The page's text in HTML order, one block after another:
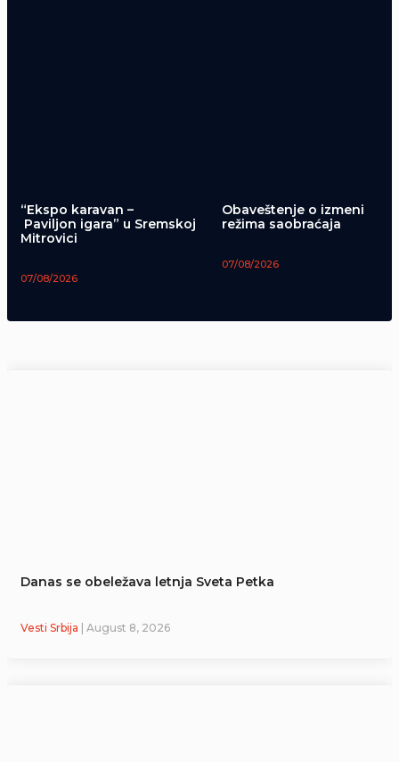
“Ekspo karavan –
Paviljon igara” u Sremskoj
Mitrovici
07/08/2026
Obaveštenje o izmeni
režima saobraćaja
07/08/2026
Danas se obeležava letnja Sveta Petka
Vesti Srbija | August 8, 2026